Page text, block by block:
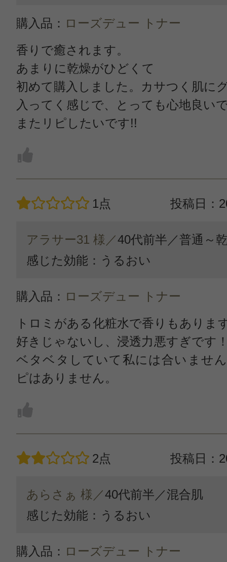
購入品： ローズデュー トナー
香りで癒されます。
あまりに乾燥がひどくて
初めて購入しました。カサつく肌に
入ってく感じで、とっても心地良い
またリピしたいです!!
1点 投稿日：
アラサー31 様／40代前半／普通～
感じた効能：うるおい
購入品： ローズデュー トナー
トロミがある化粧水で香りもありま
好きじゃないし、浸透力悪すぎです
ベタベタしていて私には合いませ
ピはありません。
2点 投稿日：
あらさぁ 様／40代前半／混合肌
感じた効能：うるおい
購入品： ローズデュー トナー